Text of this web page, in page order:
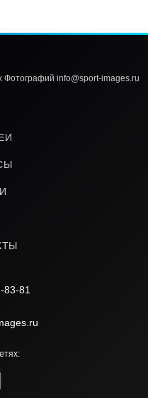
info@sport-images.ru
83-81